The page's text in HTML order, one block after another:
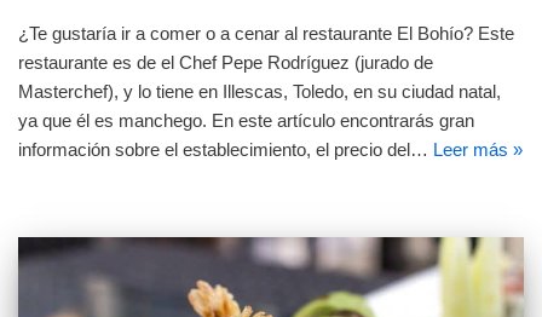
¿Te gustaría ir a comer o a cenar al restaurante El Bohío? Este
restaurante es de el Chef Pepe Rodríguez (jurado de
Masterchef), y lo tiene en Illescas, Toledo, en su ciudad natal,
ya que él es manchego. En este artículo encontrarás gran
información sobre el establecimiento, el precio del… Leer más »